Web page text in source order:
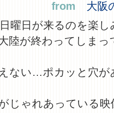
from 大阪
曜日が来るのを楽
陸が終わってしまっ
ない…ポカッと穴が
じゃれあっている映